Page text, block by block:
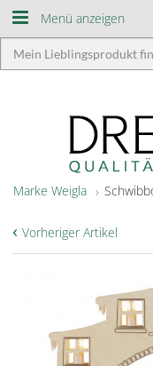
Menü anzeigen
Marke Weigla
‹ Vorheriger Artikel